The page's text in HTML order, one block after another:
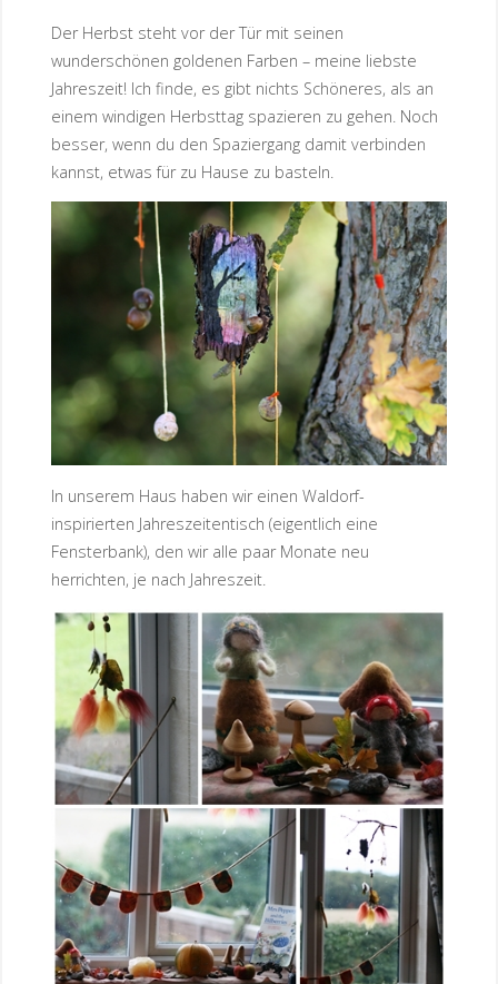
Der Herbst steht vor der Tür mit seinen
wunderschönen goldenen Farben – meine liebste
Jahreszeit! Ich finde, es gibt nichts Schöneres, als an
einem windigen Herbsttag spazieren zu gehen. Noch
besser, wenn du den Spaziergang damit verbinden
kannst, etwas für zu Hause zu basteln.
In unserem Haus haben wir einen Waldorf-
inspirierten Jahreszeitentisch (eigentlich eine
Fensterbank), den wir alle paar Monate neu
herrichten, je nach Jahreszeit.